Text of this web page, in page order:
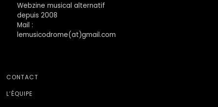
Webzine musical alternatif
depuis 2008
Mail :
lemusicodrome(at)gmail.com
CONTACT
L’ÉQUIPE